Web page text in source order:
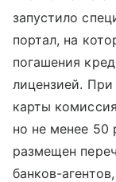
запустило
портал, на
погашения
лицензией. При
карты
но не менее 50
размещен
банков-